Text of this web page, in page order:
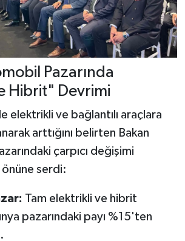
Pazarında
Hibrit" Devrimi
elektrikli ve bağlantılı araçlara
arttığını belirten Bakan
çarpıcı değişimi
serdi:
Tam elektrikli ve hibrit
pazarındaki payı %15'ten